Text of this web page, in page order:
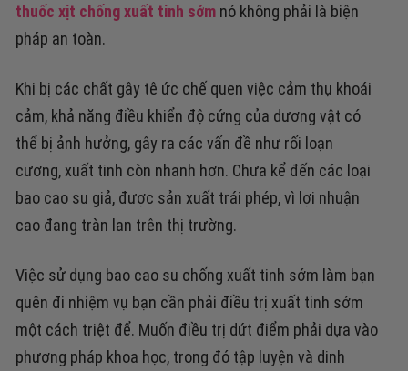
thuốc xịt chống xuất tinh sớm nó không phải là biện
pháp an toàn.
Khi bị các chất gây tê ức chế quen việc cảm thụ khoái
cảm, khả năng điều khiển độ cứng của dương vật có
thể bị ảnh hưởng, gây ra các vấn đề như rối loạn
cương, xuất tinh còn nhanh hơn. Chưa kể đến các loại
bao cao su giả, được sản xuất trái phép, vì lợi nhuận
cao đang tràn lan trên thị trường.
Việc sử dụng bao cao su chống xuất tinh sớm làm bạn
quên đi nhiệm vụ bạn cần phải điều trị xuất tinh sớm
một cách triệt để. Muốn điều trị dứt điểm phải dựa vào
phương pháp khoa học, trong đó tập luyện và dinh